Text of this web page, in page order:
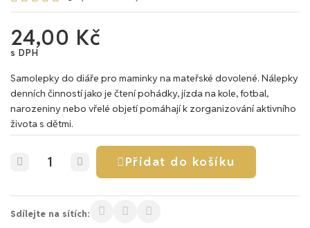
24,00 Kč
s DPH
Samolepky do diáře pro maminky na mateřské dovolené. Nálepky
denních činností jako je čtení pohádky, jízda na kole, fotbal,
narozeniny nebo vřelé objetí pomáhají k zorganizování aktivního
života s dětmi.
Přidat do košíku
Sdílejte na sítích: